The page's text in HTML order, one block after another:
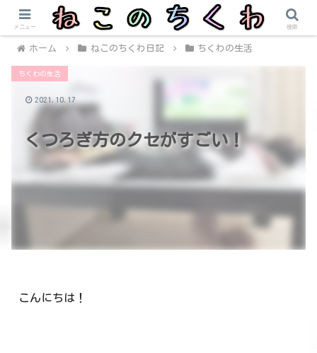
ホーム ねこのちくわ日記 ちくわの生活
くつろぎ方のクセがすごい！
ちくわの生活
2021.10.17
こんにちは！
メニュー 検索